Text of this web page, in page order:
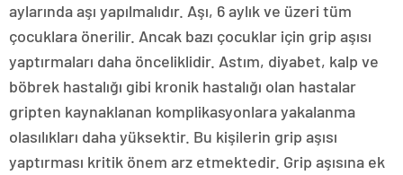
aylarında aşı yapılmalıdır. Aşı, 6 aylık ve üzeri tüm
çocuklara önerilir. Ancak bazı çocuklar için grip aşısı
yaptırmaları daha önceliklidir. Astım, diyabet, kalp ve
böbrek hastalığı gibi kronik hastalığı olan hastalar
gripten kaynaklanan komplikasyonlara yakalanma
olasılıkları daha yüksektir. Bu kişilerin grip aşısı
yaptırması kritik önem arz etmektedir. Grip aşısına ek